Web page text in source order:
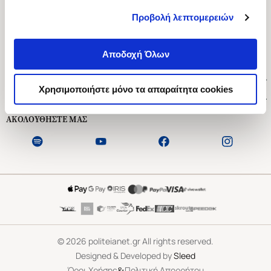
Προβολή λεπτομερειών
Αποδοχή Όλων
Χρησιμοποιήστε μόνο τα απαραίτητα cookies
Ασκληπιού 1-3, Αθήνα 106 79
Δευτέρα - Παρασκευή 09:00-21:00
Εξυπηρέτηση Πελατών
ΑΚΟΛΟΥΘΗΣΤΕ ΜΑΣ
©2026 politeianet.gr All rights reserved.
Designed & Developed bySleed